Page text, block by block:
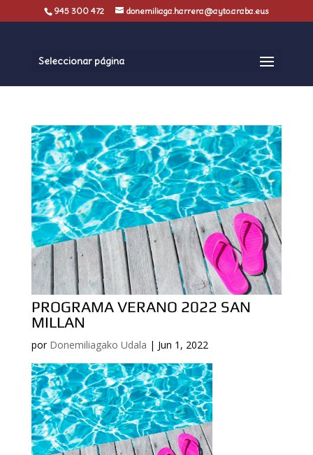
945 300 472 donemiliaga.harrera@ayto.araba.eus
Seleccionar página
PROGRAMA VERANO 2022 SAN
MILLAN
por Donemiliagako Udala | Jun 1, 2022